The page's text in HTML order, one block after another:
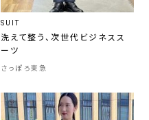
SUIT
洗えて整う、次世代ビジネスス
ーツ
さっぽろ東急